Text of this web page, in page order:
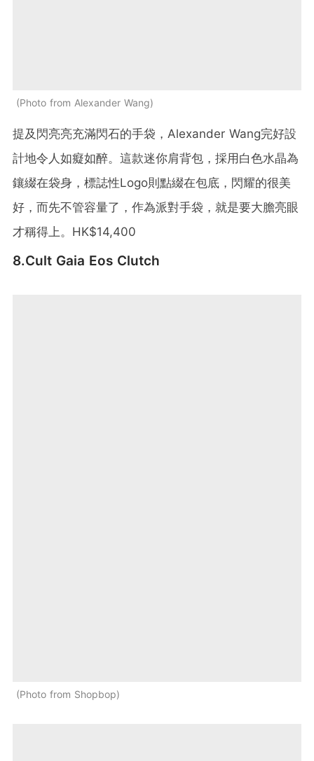
Photo from Alexander Wang
提及閃亮亮充滿閃石的手袋，Alexander Wang完好設
計地令人如癡如醉。這款迷你肩背包，採用白色水晶為
鑲綴在袋身，標誌性Logo則點綴在包底，閃耀的很美
好，而先不管容量了，作為派對手袋，就是要大膽亮眼
才稱得上。HK$14,400
8.Cult Gaia Eos Clutch
Photo from Shopbop